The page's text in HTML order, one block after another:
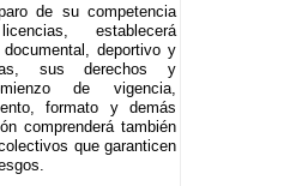
de su competencia
establecerá
deportivo y
sus derechos y
de vigencia,
formato y demás
comprenderá también
que garanticen